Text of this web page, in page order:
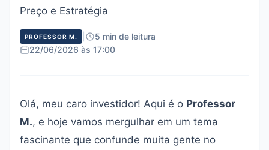
Preço e Estratégia
PROFESSOR M.
5 min de leitura
22/06/2026 às 17:00
Olá, meu caro investidor! Aqui é o Professor
M., e hoje vamos mergulhar em um tema
fascinante que confunde muita gente no